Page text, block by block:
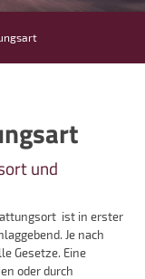
und
ist in erster
Je nach
Gesetze. Eine
oder durch